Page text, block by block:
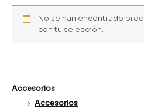
Accesorios
Accesorios
No se han encontrado
con tu selección.